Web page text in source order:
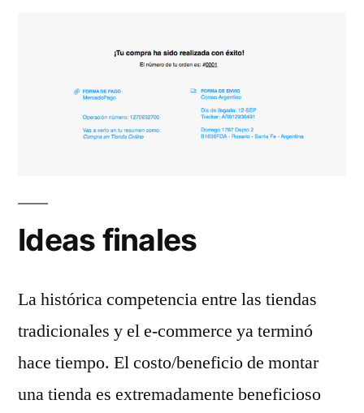
Ideas finales
La histórica competencia entre las tiendas
tradicionales y el e-commerce ya terminó
hace tiempo. El costo/beneficio de montar
una tienda es extremadamente beneficioso